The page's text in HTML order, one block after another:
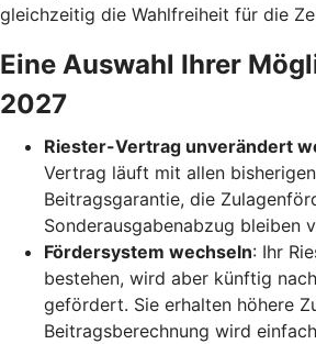
gleichzeitig die Wahlfreiheit für die
Eine Auswahl Ihrer
2027
Riester-Vertrag unverändert
Vertrag läuft mit allen
Beitragsgarantie, die
Sonderausgabenabzug bleiben
Fördersystem wechseln: Ihr
bestehen, wird aber künftig
gefördert. Sie erhalten höhere
Beitragsberechnung wird